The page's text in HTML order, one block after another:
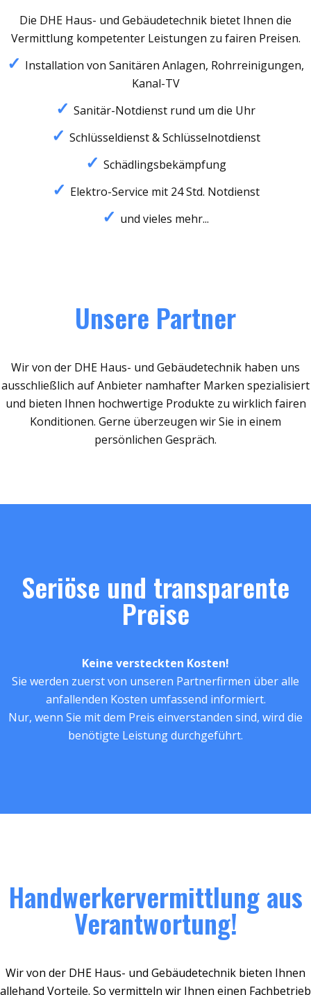
Die DHE Haus- und Gebäudetechnik bietet Ihnen die
Vermittlung kompetenter Leistungen zu fairen Preisen.
Installation von Sanitären Anlagen, Rohrreinigungen,
Kanal-TV
Sanitär-Notdienst rund um die Uhr
Schlüsseldienst & Schlüsselnotdienst
Schädlingsbekämpfung
Elektro-Service mit 24 Std. Notdienst
und vieles mehr...
Unsere Partner
Wir von der DHE Haus- und Gebäudetechnik haben uns
ausschließlich auf Anbieter namhafter Marken spezialisiert
und bieten Ihnen hochwertige Produkte zu wirklich fairen
Konditionen. Gerne überzeugen wir Sie in einem
persönlichen Gespräch.
Seriöse und transparente
Preise
Keine versteckten Kosten!
Sie werden zuerst von unseren Partnerfirmen über alle
anfallenden Kosten umfassend informiert.
Nur, wenn Sie mit dem Preis einverstanden sind, wird die
benötigte Leistung durchgeführt.
Handwerkervermittlung aus
Verantwortung!
Wir von der DHE Haus- und Gebäudetechnik bieten Ihnen
allehand Vorteile. So vermitteln wir Ihnen einen Fachbetrieb